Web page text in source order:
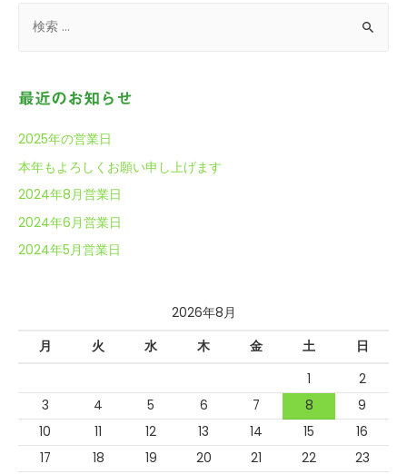
投
稿
ナ
ビ
ゲ
シ
ョ
象
最近のお知らせ
2025年の営業日
本年もよろしくお願い申し上げます
2024年8月営業日
2024年6月営業日
2024年5月営業日
2026年8月
月
火 水 木 金 土
日
1
2
3
4 5 6 7 8
9
10
11 12 13 14 15
16
17
18 19 20 21 22 23